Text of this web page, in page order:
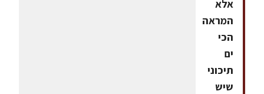
אלא
המראה
הכי
ים
תיכוני
שיש